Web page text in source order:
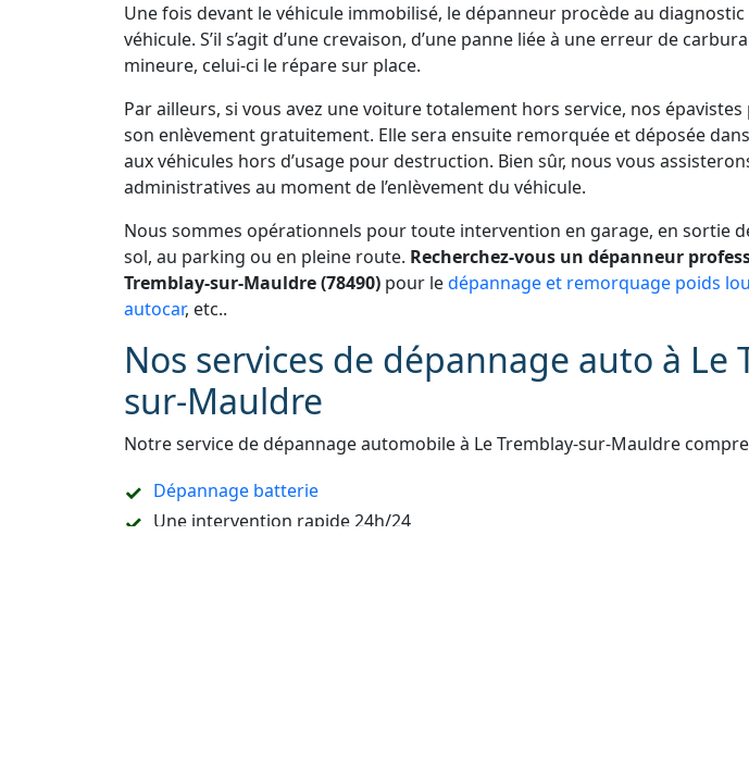
Une fois devant le véhicule immobilisé, le dépanneur procède au
véhicule. S’il s’agit d’une crevaison, d’une panne liée à une erreur de
mineure, celui-ci le répare sur place.
Par ailleurs, si vous avez une voiture totalement hors service, nos
son enlèvement gratuitement. Elle sera ensuite remorquée et déposée
aux véhicules hors d’usage pour destruction. Bien sûr, nous vous
administratives au moment de l’enlèvement du véhicule.
Nous sommes opérationnels pour toute intervention en garage, en sortie
sol, au parking ou en pleine route. Recherchez-vous un dépanneur
Tremblay-sur-Mauldre (78490) pour ledépannage et remorquage poids
autocar, etc..
Nos services de dépannage auto à Le
sur-Mauldre
Notre service de dépannage automobile à Le Tremblay-sur-Mauldre
Dépannage batterie
Une intervention rapide 24h/24